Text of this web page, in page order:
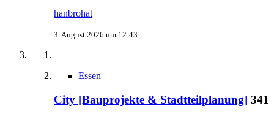
hanbrohat
3. August 2026 um 12:43
Essen
City [Bauprojekte & Stadtteilplanung] 341